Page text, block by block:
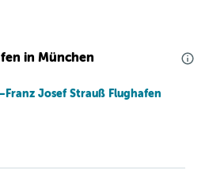
in München
Josef Strauß Flughafen